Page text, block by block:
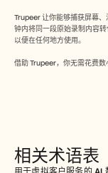
Trupeer 让你能够捕获屏幕、
钟内将同一段原始录制内容
以便在任何地方使用。
借助 Trupeer，你无需花费数
相关术语表